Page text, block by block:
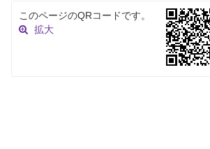
こいつのお陰で金ないんで名古屋干しますさような
このページのQRコードです。
拡大